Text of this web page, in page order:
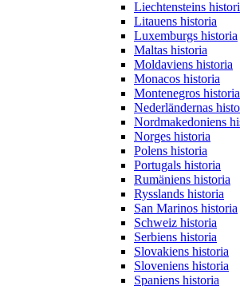
Liechtensteins
Litauens historia
Luxemburgs historia
Maltas historia
Moldaviens historia
Monacos historia
Montenegros historia
Nederländernas
Nordmakedoniens
Norges historia
Polens historia
Portugals historia
Rumäniens historia
Rysslands historia
San Marinos historia
Schweiz historia
Serbiens historia
Slovakiens historia
Sloveniens historia
Spaniens historia